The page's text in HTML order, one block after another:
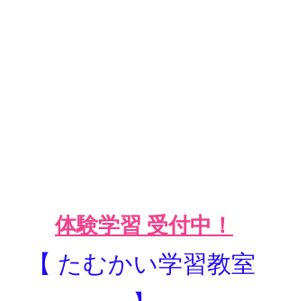
体験学習 受付中！
【 たむかい学習教室